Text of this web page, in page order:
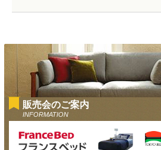
販売会のご案内
INFORMATION